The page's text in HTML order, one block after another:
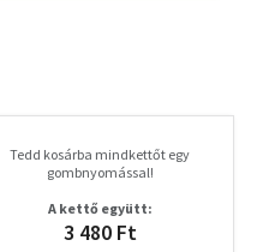
Tedd kosárba mindkettőt egy
gombnyomással!
A kettő együtt:
3 480 Ft